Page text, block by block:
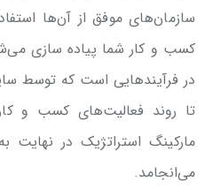
سازمان‌های موفق از آن‌ها
کسب و کار شما پیاده سازی
در فرآیندهایی است که توسط
تا روند فعالیت‌های کسب و
مارکینگ استراتژیک در نهایت
می‌انجامد.